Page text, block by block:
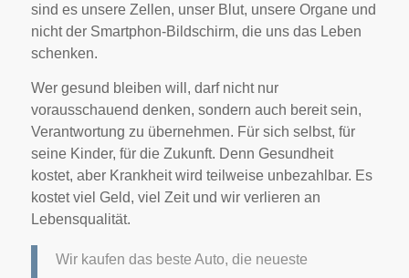
sind es unsere Zellen, unser Blut, unsere Organe und
nicht der Smartphon-Bildschirm, die uns das Leben
schenken.
Wer gesund bleiben will, darf nicht nur
vorausschauend denken, sondern auch bereit sein,
Verantwortung zu übernehmen. Für sich selbst, für
seine Kinder, für die Zukunft. Denn Gesundheit
kostet, aber Krankheit wird teilweise unbezahlbar. Es
kostet viel Geld, viel Zeit und wir verlieren an
Lebensqualität.
Wir kaufen das beste Auto, die neueste